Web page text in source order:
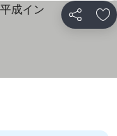
シェア お